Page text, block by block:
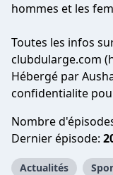
hommes et les
Toutes les infos
clubdularge.com
Hébergé par
confidentialite
Nombre
Dernier épisode:
Actualités